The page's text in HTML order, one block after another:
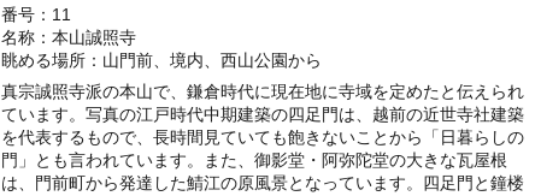
番号：11
名称：本山誠照寺
眺める場所：山門前、境内、西山公園から
真宗誠照寺派の本山で、鎌倉時代に現在地に寺域を定めたと伝えられ
ています。写真の江戸時代中期建築の四足門は、越前の近世寺社建築
を代表するもので、長時間見ていても飽きないことから「日暮らしの
門」とも言われています。また、御影堂・阿弥陀堂の大きな瓦屋根
は、門前町から発達した鯖江の原風景となっています。四足門と鐘楼